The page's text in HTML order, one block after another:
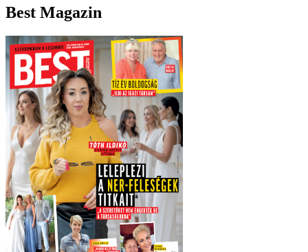
Best Magazin